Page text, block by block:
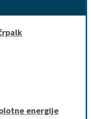
energije